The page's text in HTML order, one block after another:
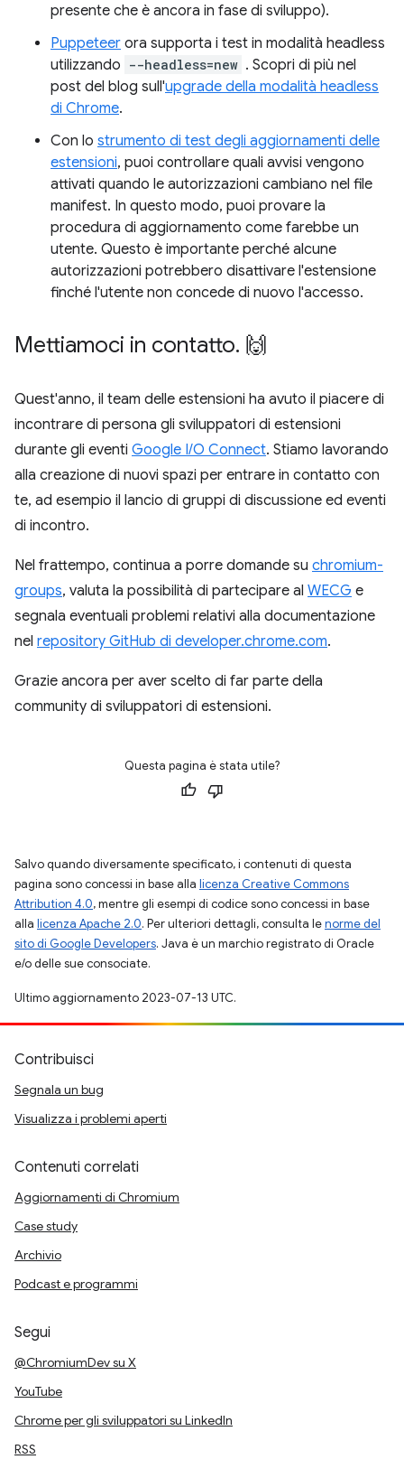
presente che è ancora in fase di sviluppo).
Puppeteer ora supporta i test in modalità headless
utilizzando --headless=new . Scopri di più nel
post del blog sull'upgrade della modalità headless
di Chrome.
Con lo strumento di test degli aggiornamenti delle
estensioni, puoi controllare quali avvisi vengono
attivati quando le autorizzazioni cambiano nel file
manifest. In questo modo, puoi provare la
procedura di aggiornamento come farebbe un
utente. Questo è importante perché alcune
autorizzazioni potrebbero disattivare l'estensione
finché l'utente non concede di nuovo l'accesso.
Mettiamoci in contatto. 🙌
Quest'anno, il team delle estensioni ha avuto il piacere di
incontrare di persona gli sviluppatori di estensioni
durante gli eventi Google I/O Connect. Stiamo lavorando
alla creazione di nuovi spazi per entrare in contatto con
te, ad esempio il lancio di gruppi di discussione ed eventi
di incontro.
Nel frattempo, continua a porre domande su chromium-
groups, valuta la possibilità di partecipare al WECG e
segnala eventuali problemi relativi alla documentazione
nel repository GitHub di developer.chrome.com.
Grazie ancora per aver scelto di far parte della
community di sviluppatori di estensioni.
Questa pagina è stata utile?
Salvo quando diversamente specificato, i contenuti di questa
pagina sono concessi in base alla licenza Creative Commons
Attribution 4.0, mentre gli esempi di codice sono concessi in base
alla licenza Apache 2.0. Per ulteriori dettagli, consulta lenorme del
sito di Google Developers. Java è un marchio registrato di Oracle
e/o delle sue consociate.
Ultimo aggiornamento 2023-07-13 UTC.
Contribuisci
Segnala un bug
Visualizza i problemi aperti
Contenuti correlati
Aggiornamenti di Chromium
Case study
Archivio
Podcast e programmi
Segui
@ChromiumDev su X
YouTube
Chrome per gli sviluppatori su LinkedIn
RSS